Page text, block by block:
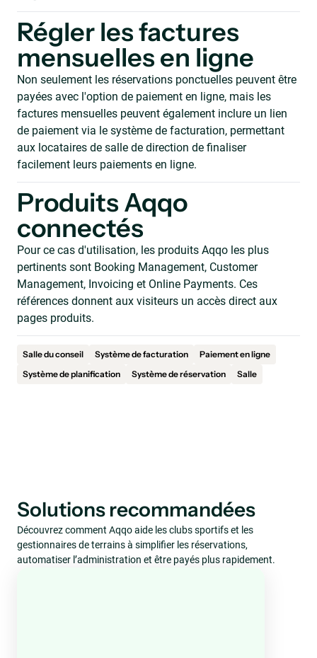
Régler les factures
mensuelles en ligne
Non seulement les réservations ponctuelles peuvent être
payées avec l'option de paiement en ligne, mais les
factures mensuelles peuvent également inclure un lien
de paiement via le système de facturation, permettant
aux locataires de salle de direction de finaliser
facilement leurs paiements en ligne.
Produits Aqqo
connectés
Pour ce cas d'utilisation, les produits Aqqo les plus
pertinents sont Booking Management, Customer
Management, Invoicing et Online Payments. Ces
références donnent aux visiteurs un accès direct aux
pages produits.
Salle du conseil Système de facturation
Paiement en ligne
Système de planification
Système de réservation Salle
Solutions recommandées
Découvrez comment Aqqo aide les clubs sportifs et les
gestionnaires de terrains à simplifier les réservations,
automatiser l’administration et être payés plus rapidement.